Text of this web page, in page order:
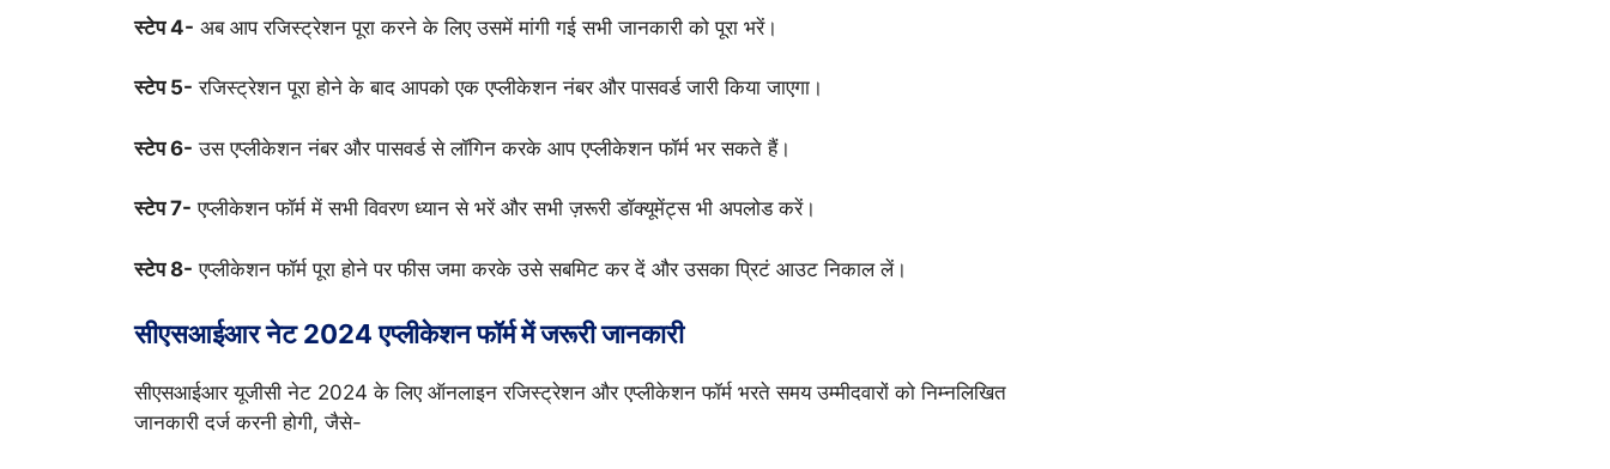
स्टेप 4- अब आप रजिस्ट्रेशन पूरा करने के लिए उसमें मांगी गई सभी जानकारी को पूरा भरें।
स्टेप 5- रजिस्ट्रेशन पूरा होने के बाद आपको एक एप्लीकेशन नंबर और पासवर्ड जारी किया जाएगा।
स्टेप 6- उस एप्लीकेशन नंबर और पासवर्ड से लॉगिन करके आप एप्लीकेशन फॉर्म भर सकते हैं।
स्टेप 7- एप्लीकेशन फॉर्म में सभी विवरण ध्यान से भरें और सभी ज़रूरी डॉक्यूमेंट्स भी अपलोड करें।
स्टेप 8- एप्लीकेशन फॉर्म पूरा होने पर फीस जमा करके उसे सबमिट कर दें और उसका प्रिटं आउट निकाल लें।
सीएसआईआर नेट 2024 एप्लीकेशन फॉर्म में जरूरी जानकारी
सीएसआईआर यूजीसी नेट 2024 के लिए ऑनलाइन रजिस्ट्रेशन और एप्लीकेशन फॉर्म भरते समय उम्मीदवारों को निम्नलिखित
जानकारी दर्ज करनी होगी, जैसे-